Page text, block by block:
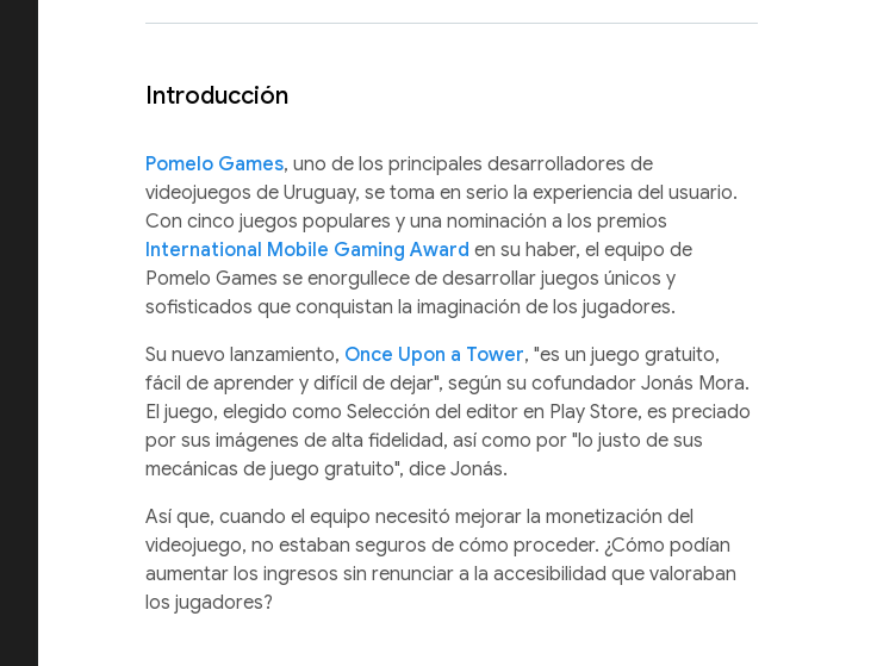
Introducción
Pomelo Games, uno de los principales desarrolladores de
videojuegos de Uruguay, se toma en serio la experiencia del usuario.
Con cinco juegos populares y una nominación a los premios
International Mobile Gaming Award en su haber, el equipo de
Pomelo Games se enorgullece de desarrollar juegos únicos y
sofisticados que conquistan la imaginación de los jugadores.
Su nuevo lanzamiento, Once Upon a Tower, "es un juego gratuito,
fácil de aprender y difícil de dejar", según su cofundador Jonás Mora.
El juego, elegido como Selección del editor en Play Store, es preciado
por sus imágenes de alta fidelidad, así como por "lo justo de sus
mecánicas de juego gratuito", dice Jonás.
Así que, cuando el equipo necesitó mejorar la monetización del
videojuego, no estaban seguros de cómo proceder. ¿Cómo podían
aumentar los ingresos sin renunciar a la accesibilidad que valoraban
los jugadores?